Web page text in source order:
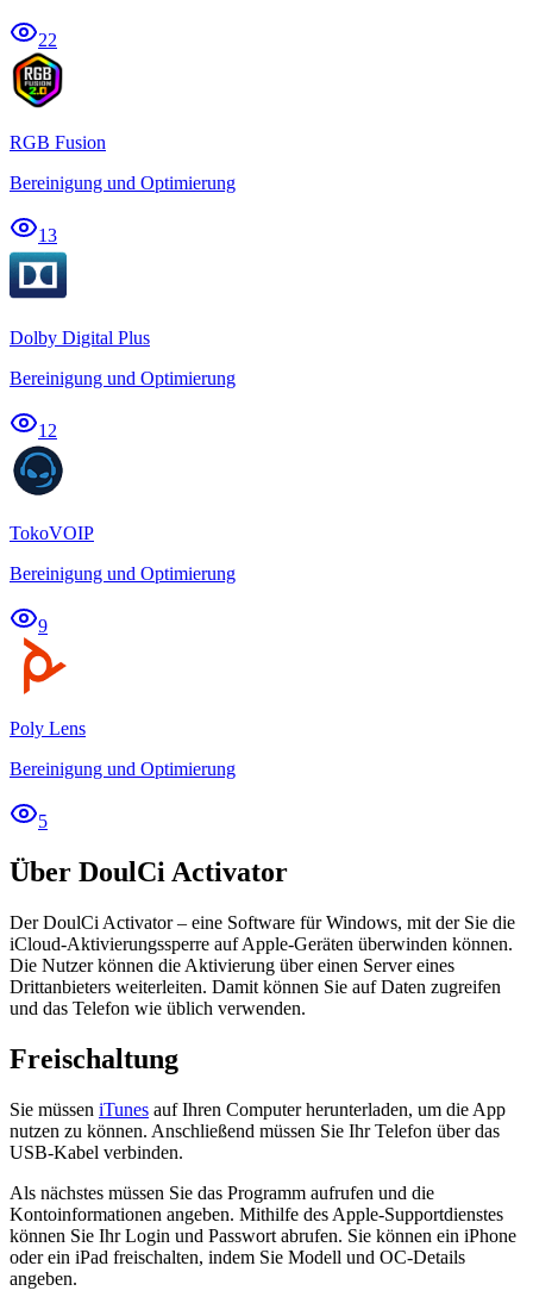
22
RGB Fusion
Bereinigung und Optimierung
13
Dolby Digital Plus
Bereinigung und Optimierung
12
TokoVOIP
Bereinigung und Optimierung
9
Poly Lens
Bereinigung und Optimierung
5
Über DoulCi Activator
Der DoulCi Activator – eine Software für Windows, mit der Sie die
iCloud-Aktivierungssperre auf Apple-Geräten überwinden können.
Die Nutzer können die Aktivierung über einen Server eines
Drittanbieters weiterleiten. Damit können Sie auf Daten zugreifen
und das Telefon wie üblich verwenden.
Freischaltung
Sie müssen iTunes auf Ihren Computer herunterladen, um die App
nutzen zu können. Anschließend müssen Sie Ihr Telefon über das
USB-Kabel verbinden.
Als nächstes müssen Sie das Programm aufrufen und die
Kontoinformationen angeben. Mithilfe des Apple-Supportdienstes
können Sie Ihr Login und Passwort abrufen. Sie können ein iPhone
oder ein iPad freischalten, indem Sie Modell und OC-Details
angeben.